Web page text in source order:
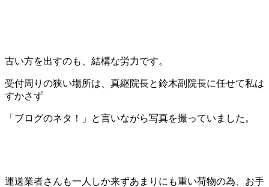
古い方を出すのも、結構な労力です。
受付周りの狭い場所は、真継院長と鈴木副院長に任せて私は
すかさず
「ブログのネタ！」と言いながら写真を撮っていました。
運送業者さんも一人しか来ずあまりにも重い荷物の為、お手